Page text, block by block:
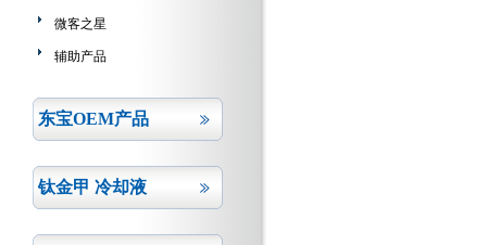
微客之星
辅助产品
东宝OEM产品
钛金甲 冷却液